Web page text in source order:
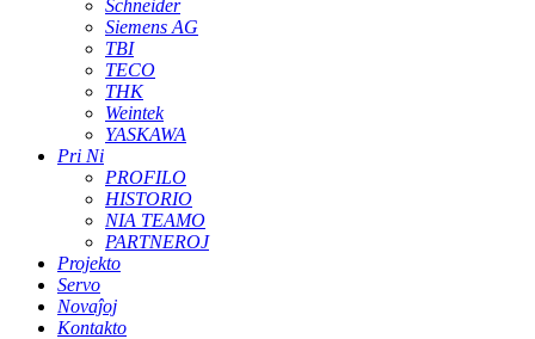
Schneider
Siemens AG
TBI
TECO
THK
Weintek
YASKAWA
Pri Ni
PROFILO
HISTORIO
NIA TEAMO
PARTNEROJ
Projekto
Servo
Novaĵoj
Kontakto